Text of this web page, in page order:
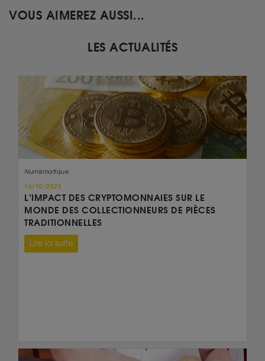
VOUS AIMEREZ AUSSI...
LES ACTUALITÉS
Numismatique
15/10/2025
L’IMPACT DES CRYPTOMONNAIES SUR LE
MONDE DES COLLECTIONNEURS DE PIÈCES
TRADITIONNELLES
Lire la suite